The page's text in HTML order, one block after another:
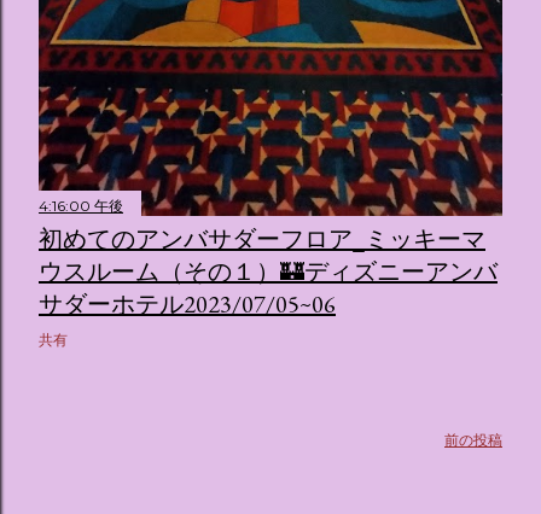
4:16:00 午後
初めてのアンバサダーフロア_ミッキーマ
ウスルーム（その１）🏰ディズニーアンバ
サダーホテル2023/07/05~06
共有
前の投稿